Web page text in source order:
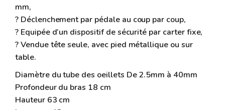
mm,
? Déclenchement par pédale au coup par coup,
? Equipée d’un dispositif de sécurité par carter fixe,
? Vendue tête seule, avec pied métallique ou sur
table.
Diamètre du tube des oeillets De 2.5mm à 40mm
Profondeur du bras 18 cm
Hauteur 63 cm